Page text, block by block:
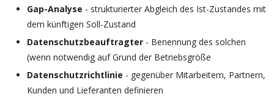
Gap-Analyse - strukturierter Abgleich des Ist-Zustandes mit
dem künftigen Soll-Zustand
Datenschutzbeauftragter - Benennung des solchen
(wenn notwendig auf Grund der Betriebsgröße
Datenschutzrichtlinie - gegenüber Mitarbeitern, Partnern,
Kunden und Lieferanten definieren